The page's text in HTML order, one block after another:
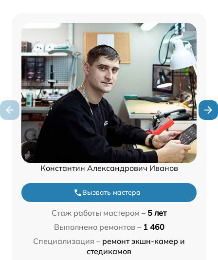
Константин Александрович Иванов
Вызвать мастера
Стаж работы мастером – 5 лет
Выполнено ремонтов – 1 460
Специализация – ремонт экшн-камер и
стедикамов